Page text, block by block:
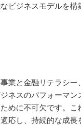
ビジネスモデルを構
業と金融リテラシー
ネスのパフォーマン
めに不可欠です。こ
応し、持続的な成長